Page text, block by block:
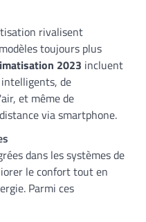
rivalisent
toujours plus
2023 incluent
de
et même de
via smartphone.
dans les systèmes de
le confort tout en
Parmi ces